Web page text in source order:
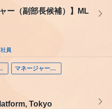
ー（副部長候補）】ML
員
マネージャー（エンジニア）
Tokyo